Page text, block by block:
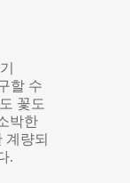
할 수
꽃도
박한
계량되
.